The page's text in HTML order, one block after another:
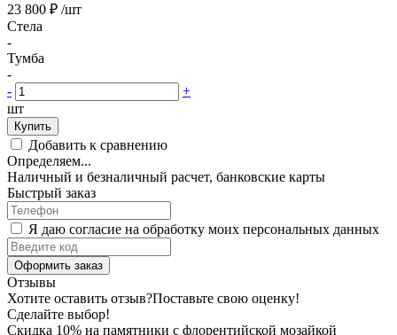
23 800 ₽ /шт
Стела
-
Тумба
-
-
+
шт
Купить
Добавить к сравнению
Определяем...
Наличный и безналичный расчет, банковские карты
Быстрый заказ
Я даю согласие на обработку моих персональных данных
Оформить заказ
Отзывы
Хотите оставить отзыв?Поставьте свою оценку!
Сделайте выбор!
Скидка 10% на памятники с флорентийской мозайкой